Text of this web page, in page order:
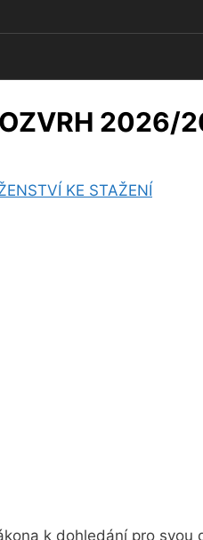
2026/
KE STAŽENÍ
k dohledání pro svou